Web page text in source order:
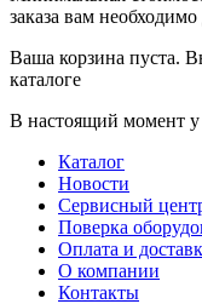
заказа вам
Ваша корзина пуста.
каталоге
В настоящий момент у
Каталог
Новости
Сервисный
Поверка
Оплата и
О компании
Контакты